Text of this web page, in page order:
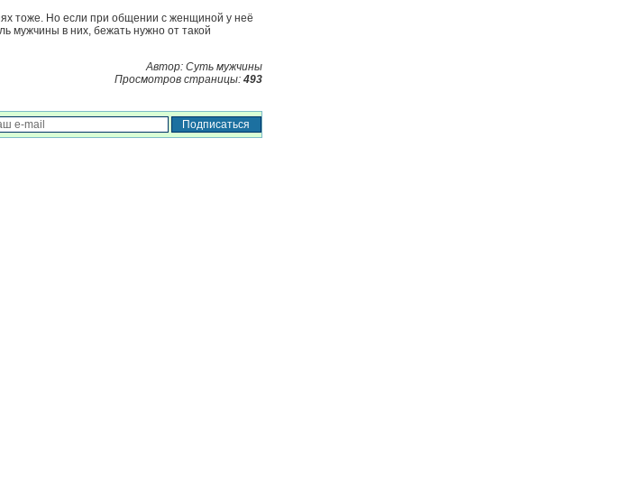
тоже. Но если при общении с женщиной у неё
мужчины в них, бежать нужно от такой
Автор: Cyть мyжчины
Просмотров страницы: 493